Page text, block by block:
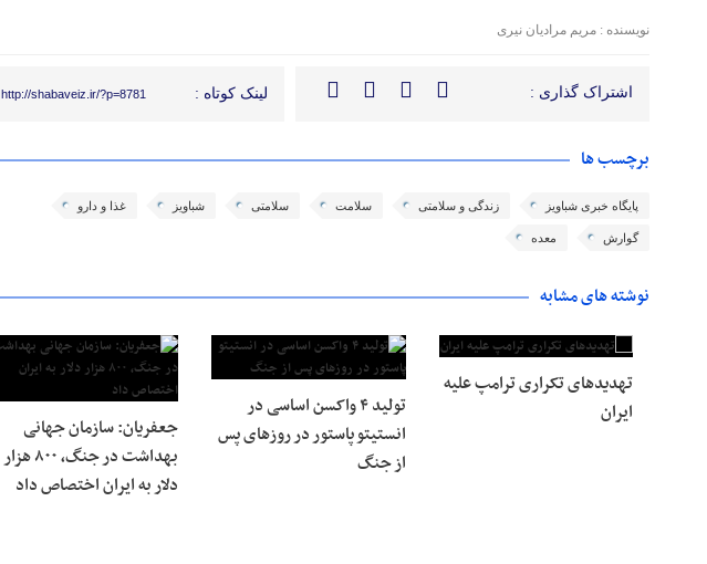
نویسنده : مریم مرادیان نیری
اشتراک گذاری : لینک کوتاه : http://shabaveiz.ir/?p=8781
برچسب ها
پایگاه خبری شباویز زندگی و سلامتی سلامت سلامتی شباویز غذا و دارو
گوارش معده
نوشته های مشابه
تهدیدهای تکراری ترامپ علیه
ایران
تولید ۴ واکسن اساسی در
انستیتو پاستور در روزهای پس
از جنگ
جعفریان: سازمان جهانی
بهداشت در جنگ، ۸۰۰ هزار
دلار به ایران اختصاص داد